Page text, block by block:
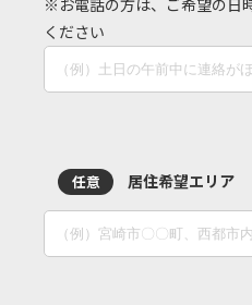
※お電話の方は、ご希望の日
ください
任意 居住希望エリア